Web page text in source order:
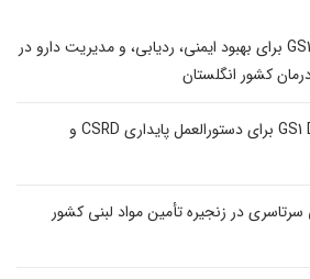
استفاده از استانداردهای GS1 برای بهبود ایمنی، ردیابی، و مدیریت دارو در
کشور انگلستان
استفاده از GS1 Data Source برای دستورالعمل پایداری CSRD و
در زنجیره تأمین مواد لبنی کشور